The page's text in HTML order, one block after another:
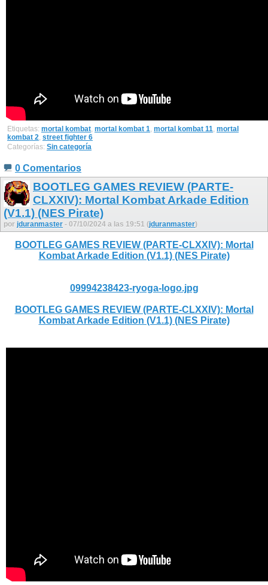
Etiquetas: mortal kombat, mortal kombat 1, mortal kombat 11, mortal
kombat 2, street fighter 6
Categorías: Sin categoría
0 Comentarios
BOOTLEG GAMES REVIEW (PARTE-
CLXXIV): Mortal Kombat Arkade Edition
(V1.1) (NES Pirate)
por jduranmaster - 07/10/2024 a las 19:51 (jduranmaster)
BOOTLEG GAMES REVIEW (PARTE-CLXXIV): Mortal
Kombat Arkade Edition (V1.1) (NES Pirate)
09994238423-ryoga-logo.jpg
BOOTLEG GAMES REVIEW (PARTE-CLXXIV): Mortal
Kombat Arkade Edition (V1.1) (NES Pirate)